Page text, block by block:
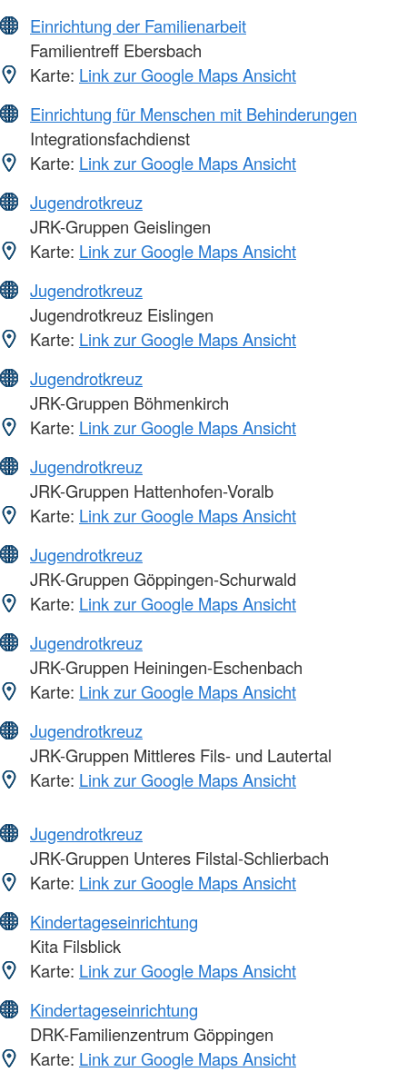
Einrichtung der Familienarbeit
Familientreff Ebersbach
Karte: Link zur Google Maps Ansicht
Einrichtung für Menschen mit Behinderungen
Integrationsfachdienst
Karte: Link zur Google Maps Ansicht
Jugendrotkreuz
JRK-Gruppen Geislingen
Karte: Link zur Google Maps Ansicht
Jugendrotkreuz
Jugendrotkreuz Eislingen
Karte: Link zur Google Maps Ansicht
Jugendrotkreuz
JRK-Gruppen Böhmenkirch
Karte: Link zur Google Maps Ansicht
Jugendrotkreuz
JRK-Gruppen Hattenhofen-Voralb
Karte: Link zur Google Maps Ansicht
Jugendrotkreuz
JRK-Gruppen Göppingen-Schurwald
Karte: Link zur Google Maps Ansicht
Jugendrotkreuz
JRK-Gruppen Heiningen-Eschenbach
Karte: Link zur Google Maps Ansicht
Jugendrotkreuz
JRK-Gruppen Mittleres Fils- und Lautertal
Karte: Link zur Google Maps Ansicht
Jugendrotkreuz
JRK-Gruppen Unteres Filstal-Schlierbach
Karte: Link zur Google Maps Ansicht
Kindertageseinrichtung
Kita Filsblick
Karte: Link zur Google Maps Ansicht
Kindertageseinrichtung
DRK-Familienzentrum Göppingen
Karte: Link zur Google Maps Ansicht